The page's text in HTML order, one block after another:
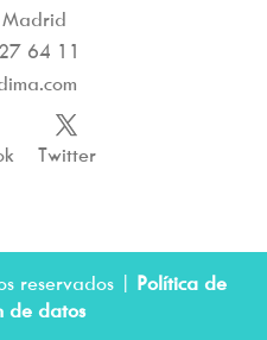
64 11
Twitter
reservados | Política de
de datos